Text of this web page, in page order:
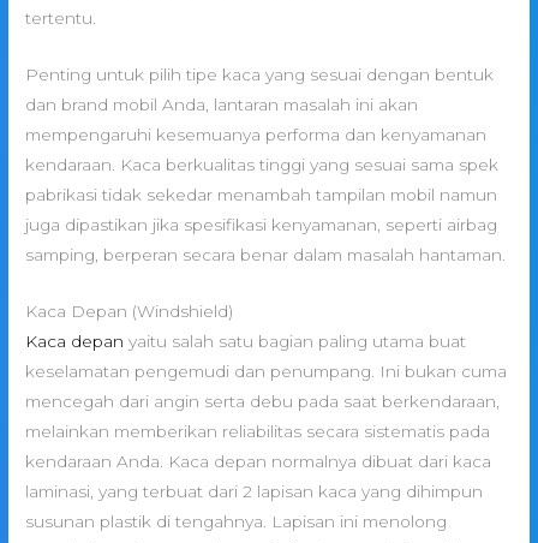
tertentu.
Penting untuk pilih tipe kaca yang sesuai dengan bentuk
dan brand mobil Anda, lantaran masalah ini akan
mempengaruhi kesemuanya performa dan kenyamanan
kendaraan. Kaca berkualitas tinggi yang sesuai sama spek
pabrikasi tidak sekedar menambah tampilan mobil namun
juga dipastikan jika spesifikasi kenyamanan, seperti airbag
samping, berperan secara benar dalam masalah hantaman.
Kaca Depan (Windshield)
Kaca depan yaitu salah satu bagian paling utama buat
keselamatan pengemudi dan penumpang. Ini bukan cuma
mencegah dari angin serta debu pada saat berkendaraan,
melainkan memberikan reliabilitas secara sistematis pada
kendaraan Anda. Kaca depan normalnya dibuat dari kaca
laminasi, yang terbuat dari 2 lapisan kaca yang dihimpun
susunan plastik di tengahnya. Lapisan ini menolong